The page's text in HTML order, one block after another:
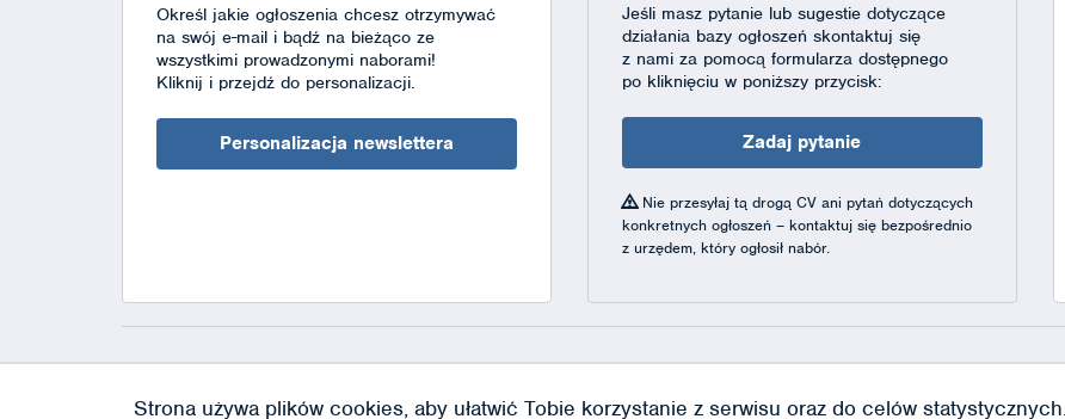
Określ jakie ogłoszenia chcesz otrzymywać
na swój e-mail i bądź na bieżąco ze
wszystkimi prowadzonymi naborami!
Kliknij i przejdź do personalizacji.
Personalizacja newslettera
Jeśli masz pytanie lub sugestie dotyczące
działania bazy ogłoszeń skontaktuj się
z nami za pomocą formularza dostępnego
po kliknięciu w poniższy przycisk:
Zadaj pytanie
Nie przesyłaj tą drogą CV ani pytań dotyczących
konkretnych ogłoszeń – kontaktuj się bezpośrednio
z urzędem, który ogłosił nabór.
Strona używa plików cookies, aby ułatwić Tobie korzystanie z serwisu oraz do celów